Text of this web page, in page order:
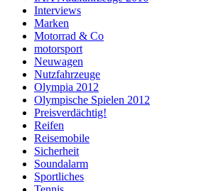
Interviews
Marken
Motorrad & Co
motorsport
Neuwagen
Nutzfahrzeuge
Olympia 2012
Olympische Spielen 2012
Preisverdächtig!
Reifen
Reisemobile
Sicherheit
Soundalarm
Sportliches